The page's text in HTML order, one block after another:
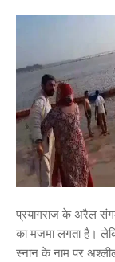
प्रयागराज के अरैल
का मजमा लगता है।
स्नान के नाम पर